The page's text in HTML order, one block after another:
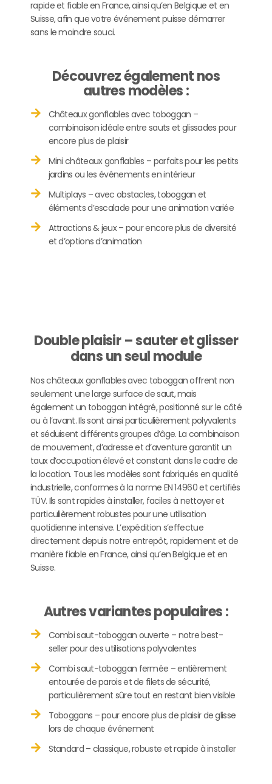
rapide et fiable en France, ainsi qu’en Belgique et en
Suisse, afin que votre événement puisse démarrer
sans le moindre souci.
Découvrez également nos
autres modèles :
Châteaux gonflables avec toboggan –
combinaison idéale entre sauts et glissades pour
encore plus de plaisir
Mini châteaux gonflables – parfaits pour les petits
jardins ou les événements en intérieur
Multiplays – avec obstacles, toboggan et
éléments d’escalade pour une animation variée
Attractions & jeux – pour encore plus de diversité
et d’options d’animation
Double plaisir – sauter et glisser
dans un seul module
Nos châteaux gonflables avec toboggan offrent non
seulement une large surface de saut, mais
également un toboggan intégré, positionné sur le côté
ou à l’avant. Ils sont ainsi particulièrement polyvalents
et séduisent différents groupes d’âge. La combinaison
de mouvement, d’adresse et d’aventure garantit un
taux d’occupation élevé et constant dans le cadre de
la location. Tous les modèles sont fabriqués en qualité
industrielle, conformes à la norme EN 14960 et certifiés
TÜV. Ils sont rapides à installer, faciles à nettoyer et
particulièrement robustes pour une utilisation
quotidienne intensive. L’expédition s’effectue
directement depuis notre entrepôt, rapidement et de
manière fiable en France, ainsi qu’en Belgique et en
Suisse.
Autres variantes populaires :
Combi saut-toboggan ouverte – notre best-
seller pour des utilisations polyvalentes
Combi saut-toboggan fermée – entièrement
entourée de parois et de filets de sécurité,
particulièrement sûre tout en restant bien visible
Toboggans – pour encore plus de plaisir de glisse
lors de chaque événement
Standard – classique, robuste et rapide à installer